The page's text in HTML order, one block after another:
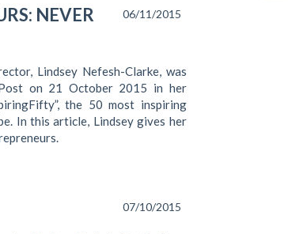
NEVER
06/11/2015
Lindsey Nefesh-Clarke, was
on 21 October 2015 in her
the 50 most inspiring
In this article, Lindsey gives her
07/10/2015